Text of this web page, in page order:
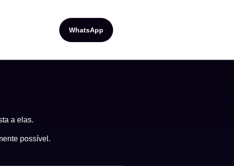
WhatsApp
a elas.
possível.